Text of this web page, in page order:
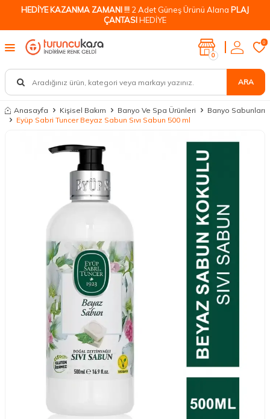
HEDİYE KAZANMA ZAMANI !!! 2 Adet Güneş Ürünü Alana PLAJ
ÇANTASIHEDİYE
ARA
0
0
Anasayfa Kişisel Bakım Banyo Ve Spa Ürünleri
Banyo Sabunları
Eyüp Sabri Tuncer Beyaz Sabun Sıvı Sabun 500 ml